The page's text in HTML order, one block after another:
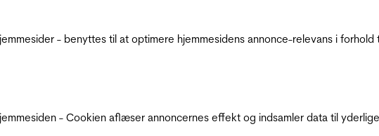
- benyttes til at optimere hjemmesidens annonce-relevans i
- Cookien aflæser annoncernes effekt og indsamler data til